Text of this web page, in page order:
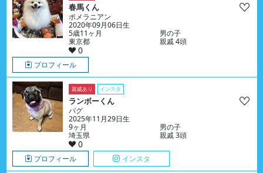
春馬くん
ポメラニアン
2020年09月06日生
5歳11ヶ月
男の子
東京都
親戚 4頭
0
プロフィール
親戚あり インスタ
ランボーくん
パグ
2025年11月29日生
9ヶ月
男の子
埼玉県
親戚 3頭
0
プロフィール インスタ